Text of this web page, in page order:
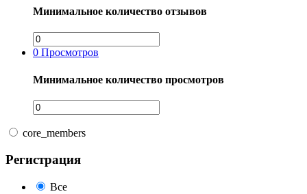
Минимальное количество отзывов
0 Просмотров
Минимальное количество просмотров
core_members
Регистрация
Все